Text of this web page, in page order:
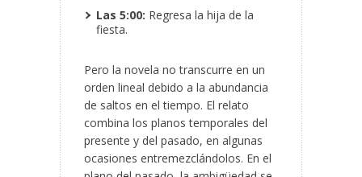
Las 5:00: Regresa la hija de la
fiesta.
Pero la novela no transcurre en un
orden lineal debido a la abundancia
de saltos en el tiempo. El relato
combina los planos temporales del
presente y del pasado, en algunas
ocasiones entremezclándolos. En el